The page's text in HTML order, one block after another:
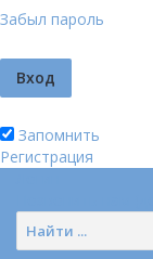
Забыл пароль
Запомнить
Регистрация